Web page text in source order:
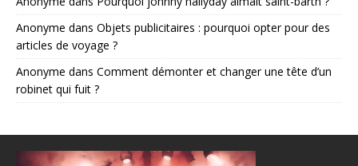
Anonyme dans Objets publicitaires : pourquoi opter pour des
articles de voyage ?
Anonyme dans Comment démonter et changer une tête d’un
robinet qui fuit ?